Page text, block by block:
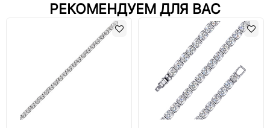
РЕКОМЕНДУЕМ ДЛЯ ВАС